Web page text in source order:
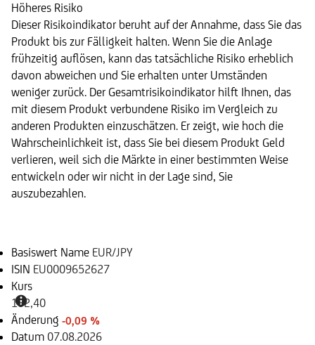
Höheres Risiko
Dieser Risikoindikator beruht auf der Annahme, dass Sie das
Produkt bis zur Fälligkeit halten. Wenn Sie die Anlage
frühzeitig auflösen, kann das tatsächliche Risiko erheblich
davon abweichen und Sie erhalten unter Umständen
weniger zurück. Der Gesamtrisikoindikator hilft Ihnen, das
mit diesem Produkt verbundene Risiko im Vergleich zu
anderen Produkten einzuschätzen. Er zeigt, wie hoch die
Wahrscheinlichkeit ist, dass Sie bei diesem Produkt Geld
verlieren, weil sich die Märkte in einer bestimmten Weise
entwickeln oder wir nicht in der Lage sind, Sie
auszubezahlen.
Basiswert Name EUR/JPY
ISIN EU0009652627
Kurs
182,40
Änderung -0,09 %
Datum 07.08.2026